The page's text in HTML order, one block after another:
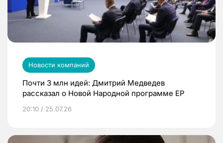
Новости компаний
Почти 3 млн идей: Дмитрий Медведев
рассказал о Новой Народной программе ЕР
20:10 / 25.07.26